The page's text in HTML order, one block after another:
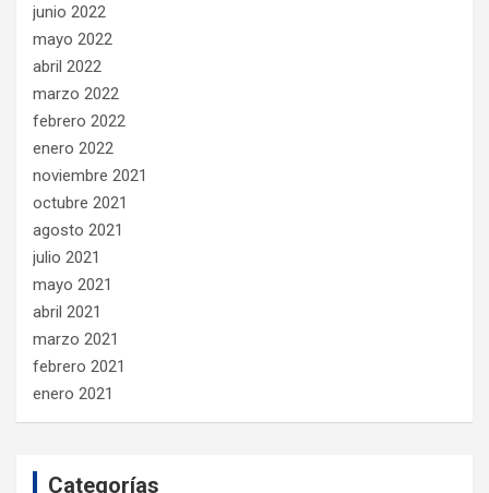
junio 2022
mayo 2022
abril 2022
marzo 2022
febrero 2022
enero 2022
noviembre 2021
octubre 2021
agosto 2021
julio 2021
mayo 2021
abril 2021
marzo 2021
febrero 2021
enero 2021
Categorías